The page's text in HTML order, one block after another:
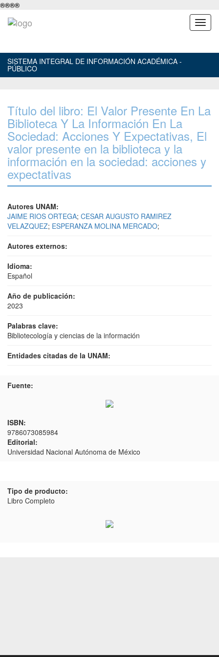
®®®®
SISTEMA INTEGRAL DE INFORMACIÓN ACADÉMICA -
PÚBLICO
Título del libro: El Valor Presente En La
Biblioteca Y La Información En La
Sociedad: Acciones Y Expectativas, El
valor presente en la biblioteca y la
información en la sociedad: acciones y
expectativas
Autores UNAM:
JAIME RIOS ORTEGA; CESAR AUGUSTO RAMIREZ
VELAZQUEZ; ESPERANZA MOLINA MERCADO;
Autores externos:
Idioma:
Español
Año de publicación:
2023
Palabras clave:
Bibliotecología y ciencias de la información
Entidades citadas de la UNAM:
Fuente:
ISBN:
9786073085984
Editorial:
Universidad Nacional Autónoma de México
Tipo de producto:
Libro Completo